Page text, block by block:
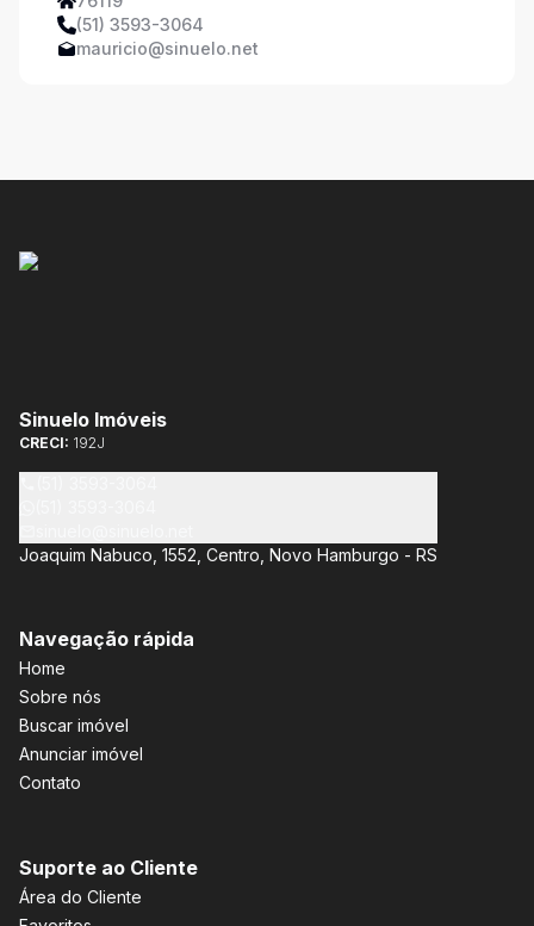
(51) 3593-3064
mauricio@sinuelo.net
Sinuelo Imóveis
CRECI: 192J
Joaquim Nabuco, 1552, Centro, Novo Hamburgo - RS
Navegação rápida
Home
Sobre nós
Buscar imóvel
Anunciar imóvel
Contato
Suporte ao Cliente
Área do Cliente